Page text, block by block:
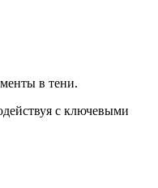
в тени.
с ключевыми